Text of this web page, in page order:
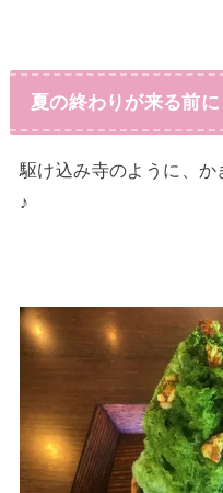
夏の終わりが来る前に
駆け込み寺のように、
♪